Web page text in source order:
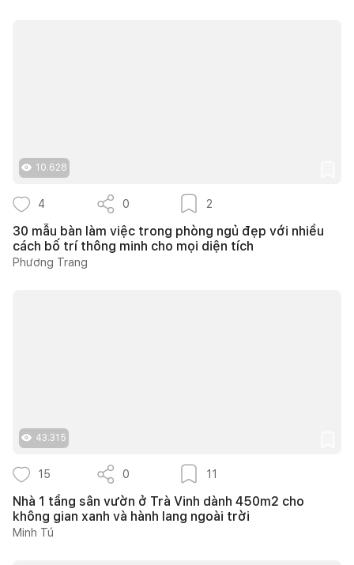
10.628
4 0 2
30 mẫu bàn làm việc trong phòng ngủ đẹp với nhiều
cách bố trí thông minh cho mọi diện tích
Phương Trang
43.315
15 0 11
Nhà 1 tầng sân vườn ở Trà Vinh dành 450m2 cho
không gian xanh và hành lang ngoài trời
Minh Tú